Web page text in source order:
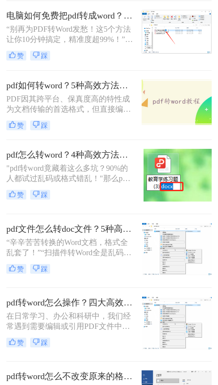
个还不错的，在这里分享给大家。如
果你也需要pdf转换成word文档，那么
就一起来了解下吧。下面讲讲pdf图片
怎么转换成word图片文档的方法。
电脑如何免费把pdf转成word？5个亲测有效的方法，精准度超99%！
“别再为PDF转Word发愁！这5个方法
让你10分钟搞定，精准度超99%！”在
职场办公或自媒体创作中，PDF转
Word是高频刚需——合同需要编辑条
文字……但格式混乱、内容丢失、工
具收费等问题常让人头疼
赞 踩
pdf如何转word？5种高效方法全解析！
PDF因其跨平台、保真度高的特性成
为文档传输的首选格式，但直接编辑
PDF内容却非常不便。无论是修改合
同、提取数据还是调整排版，将PDF
那么pdf如何转word呢？本文将提供在
线工具、专业软件、免费方案、OCR
识别、手机端操作等5类解决方案，
覆盖不同场景下的转换需求。
赞 踩
pdf怎么转word？4种高效方法实测，从免费到专业全覆盖！
"pdf转word竟藏着这么多坑？90%的
人都试过乱码或格式错乱！"那么pdf
怎么转word呢？作为深耕办公软件测
评8年的博主，今天用实测数据揭秘
赞 踩
pdf文件怎么转doc文件？5种高精度转换方法，职场人必藏！！
“辛辛苦苦转换的Word文档，格式全
乱套了！”“扫描件转Word全是乱码，
根本没法用！”——这些场景是否让
你抓狂？作为深耕办公软件测评多年
pdf文件怎么转doc文件呢？今天，我
将结合实测数据与用户痛点，揭秘5
种高效、安全、精准的PDF转Word方
赞 踩
pdf转word怎么操作？四大高效转换方法指南！
在日常学习、办公和科研中，我们经
常遇到需要编辑或引用PDF文件中内
容的情况。PDF因其出色的跨平台、
保真性而成为文档分发的最终格式，
Word文档就成了一个刚性需求。
赞 踩
pdf转word怎么不改变原来的格式？这3个亲测有效的方法，让你告别格式重排的噩梦！